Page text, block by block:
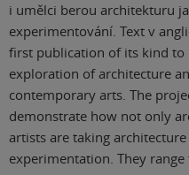
i umělci berou architekturu
experimentování. Text v
first publication of its kind to
exploration of architecture
contemporary arts. The
demonstrate how not only
artists are taking
experimentation. They